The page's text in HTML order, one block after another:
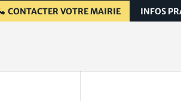
CONTACTER VOTRE MAIRIE INFOS